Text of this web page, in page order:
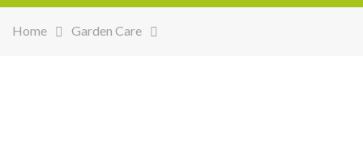
Home Garden Care